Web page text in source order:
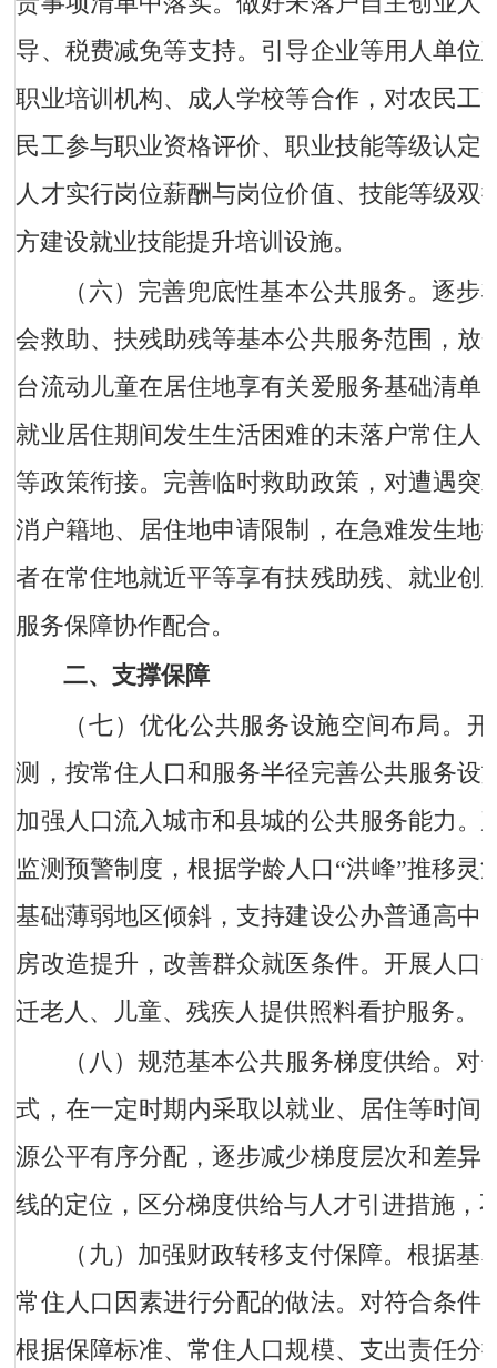
导、税费减免等支持。引导企业等用人单
职业培训机构、成人学校等合作，对农民
民工参与职业资格评价、职业技能等级认
人才实行岗位薪酬与岗位价值、技能等级
方建设就业技能提升培训设施。
（六）完善兜底性基本公共服务。逐步
会救助、扶残助残等基本公共服务范围，
台流动儿童在居住地享有关爱服务基础清
就业居住期间发生生活困难的未落户常住
等政策衔接。完善临时救助政策，对遭遇
消户籍地、居住地申请限制，在急难发生
者在常住地就近平等享有扶残助残、就业
服务保障协作配合。
二、支撑保障
（七）优化公共服务设施空间布局。
测，按常住人口和服务半径完善公共服务
加强人口流入城市和县城的公共服务能力
监测预警制度，根据学龄人口“洪峰”推移
基础薄弱地区倾斜，支持建设公办普通高
房改造提升，改善群众就医条件。开展人
迁老人、儿童、残疾人提供照料看护服务。
（八）规范基本公共服务梯度供给。对
式，在一定时期内采取以就业、居住等时
源公平有序分配，逐步减少梯度层次和差
线的定位，区分梯度供给与人才引进措施，
（九）加强财政转移支付保障。根据基
常住人口因素进行分配的做法。对符合条
根据保障标准、常住人口规模、支出责任